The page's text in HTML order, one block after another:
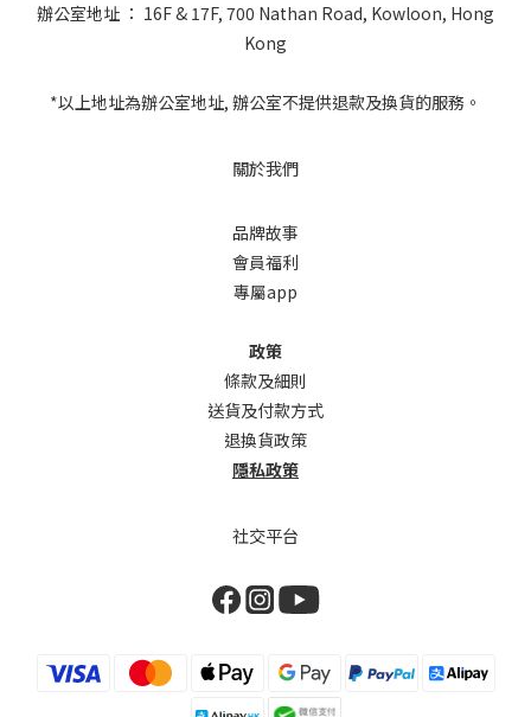
辦公室地址 ： 16F & 17F, 700 Nathan Road, Kowloon, Hong
Kong
*以上地址為辦公室地址, 辦公室不提供退款及換貨的服務。
關於我們
品牌故事
會員福利
專屬app
政策
條款及細則
送貨及付款方式
退換貨政策
隱私政策
社交平台